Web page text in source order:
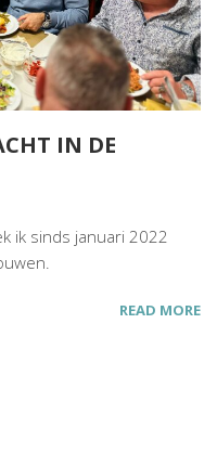
IN DE
ik sinds januari 2022
READ MORE